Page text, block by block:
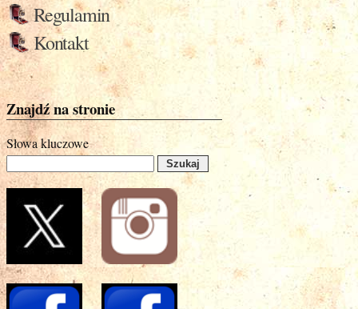
Regulamin
Kontakt
Znajdź na stronie
Słowa kluczowe